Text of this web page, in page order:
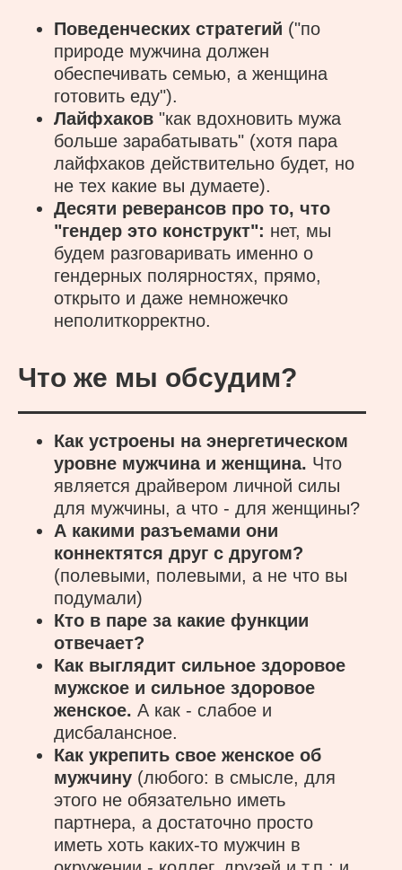
Поведенческих стратегий ("по
природе мужчина должен
обеспечивать семью, а женщина
готовить еду").
Лайфхаков "как вдохновить мужа
больше зарабатывать" (хотя пара
лайфхаков действительно будет, но
не тех какие вы думаете).
Десяти реверансов про то, что
"гендер это конструкт": нет, мы
будем разговаривать именно о
гендерных полярностях, прямо,
открыто и даже немножечко
неполиткорректно.
Что же мы обсудим?
Как устроены на энергетическом
уровне мужчина и женщина. Что
является драйвером личной силы
для мужчины, а что - для женщины?
А какими разъемами они
коннектятся друг с другом?
(полевыми, полевыми, а не что вы
подумали)
Кто в паре за какие функции
отвечает?
Как выглядит сильное здоровое
мужское и сильное здоровое
женское. А как - слабое и
дисбалансное.
Как укрепить свое женское об
мужчину (любого: в смысле, для
этого не обязательно иметь
партнера, а достаточно просто
иметь хоть каких-то мужчин в